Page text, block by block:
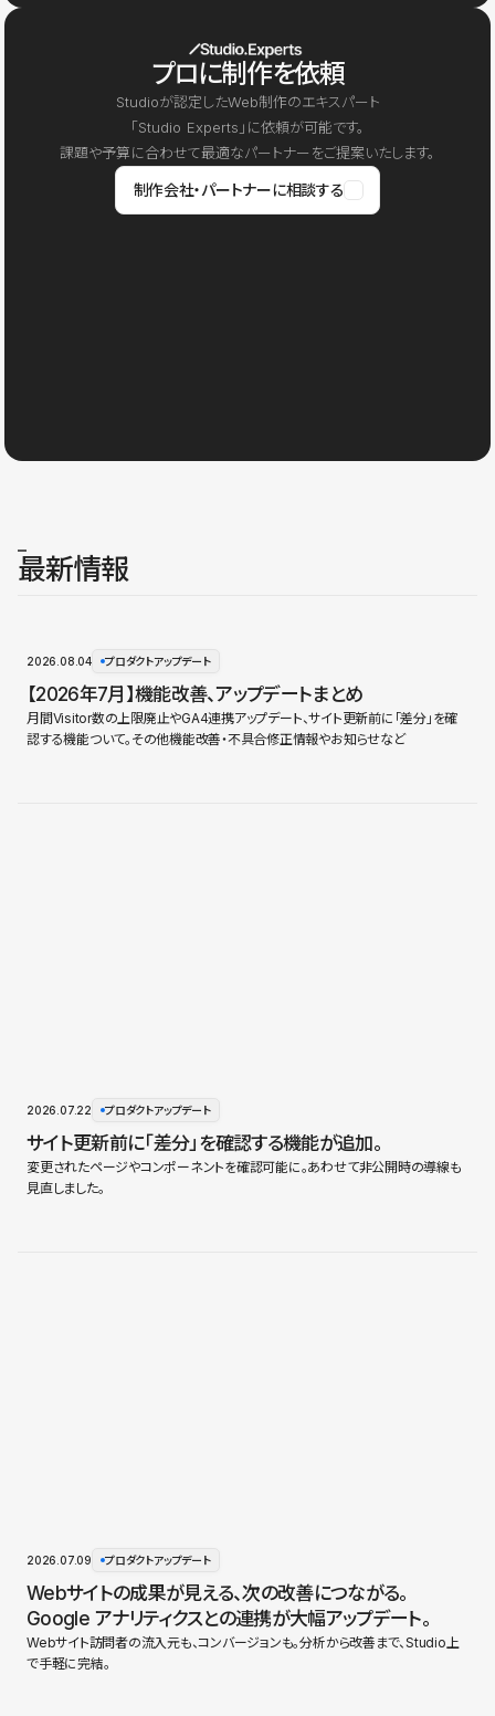
プロに制作を依頼
Studioが認定したWeb制作のエキスパート
「Studio Experts」に依頼が可能です。
課題や予算に合わせて最適なパートナーをご提案いたします。
制作会社・パートナーに相談する
最新情報
2026.08.04 プロダクトアップデート
【2026年7月】機能改善、アップデートまとめ
月間Visitor数の上限廃止やGA4連携アップデート、サイト更新前に「差分」を確
認する機能ついて。その他機能改善・不具合修正情報やお知らせなど
2026.07.22 プロダクトアップデート
サイト更新前に「差分」を確認する機能が追加。
変更されたページやコンポーネントを確認可能に。あわせて非公開時の導線も
見直しました。
2026.07.09 プロダクトアップデート
Webサイトの成果が見える、次の改善につながる。
Google アナリティクスとの連携が大幅アップデート。
Webサイト訪問者の流入元も、コンバージョンも。分析から改善まで、Studio上
で手軽に完結。